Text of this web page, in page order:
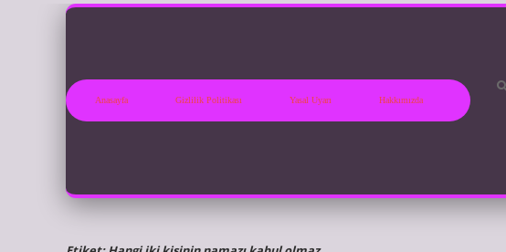
Anasayfa Gizlilik Politikası Yasal Uyarı Hakkımızda